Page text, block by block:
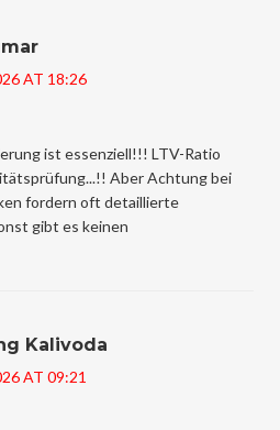
AT 18:26
ist essenziell!!! LTV-Ratio
Aber Achtung bei
fordern oft detaillierte
gibt es keinen
Kalivoda
AT 09:21